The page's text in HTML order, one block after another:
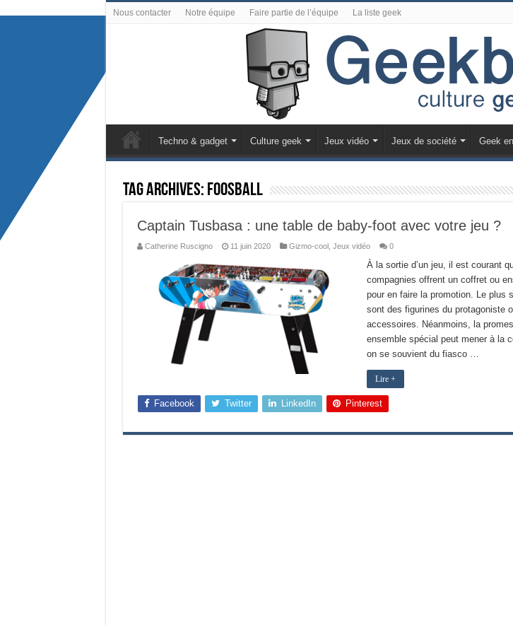
Nous contacter Notre équipe Faire partie de l’équipe La liste geek
Techno & gadget Culture geek Jeux vidéo Jeux de société Geek
Tag Archives: Foosball
Captain Tusbasa : une table de baby-foot avec votre jeu ?
Catherine Ruscigno 11 juin 2020 Gizmo-cool, Jeux vidéo 0
À la sortie d’un jeu, il est courant
compagnies offrent un coffret ou
pour en faire la promotion. Le plus
sont des figurines du protagoniste
accessoires. Néanmoins, la
ensemble spécial peut mener à la
on se souvient du fiasco …
Lire +
Facebook Twitter LinkedIn Pinterest